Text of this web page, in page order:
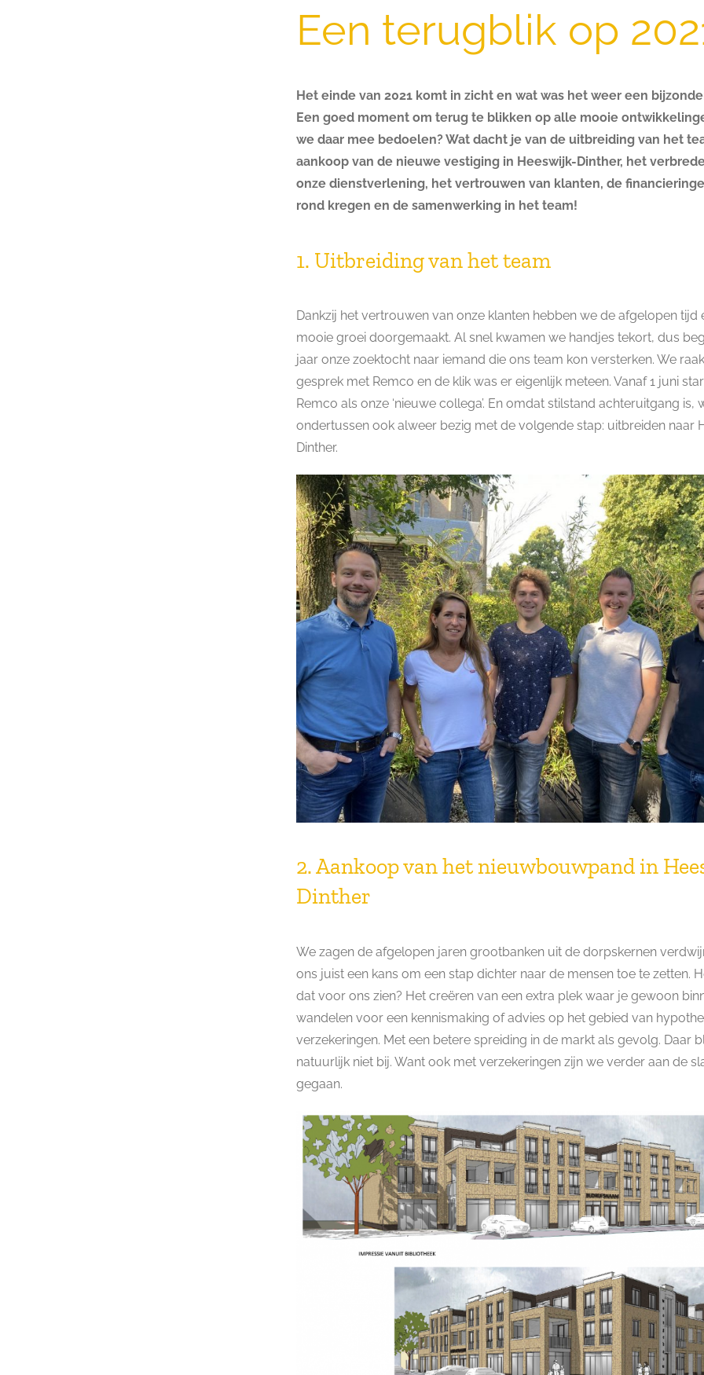
Een terugblik op
Het einde van 2021 komt in zicht en wat was het weer een
Een goed moment om terug te blikken op alle mooie
we daar mee bedoelen? Wat dacht je van de uitbreiding van het
aankoop van de nieuwe vestiging in Heeswijk-Dinther, het
onze dienstverlening, het vertrouwen van klanten, de
rond kregen en de samenwerking in het team!
1. Uitbreiding van het team
Dankzij het vertrouwen van onze klanten hebben we de afgelopen tijd
mooie groei doorgemaakt. Al snel kwamen we handjes tekort, dus
jaar onze zoektocht naar iemand die ons team kon versterken. We
gesprek met Remco en de klik was er eigenlijk meteen. Vanaf 1 juni
Remco als onze ‘nieuwe collega’. En omdat stilstand achteruitgang is,
ondertussen ook alweer bezig met de volgende stap: uitbreiden naar
Dinther.
2. Aankoop van het nieuwbouwpand in
Dinther
We zagen de afgelopen jaren grootbanken uit de dorpskernen
ons juist een kans om een stap dichter naar de mensen toe te zetten.
dat voor ons zien? Het creëren van een extra plek waar je gewoon
wandelen voor een kennismaking of advies op het gebied van
verzekeringen. Met een betere spreiding in de markt als gevolg. Daar
natuurlijk niet bij. Want ook met verzekeringen zijn we verder aan de
gegaan.